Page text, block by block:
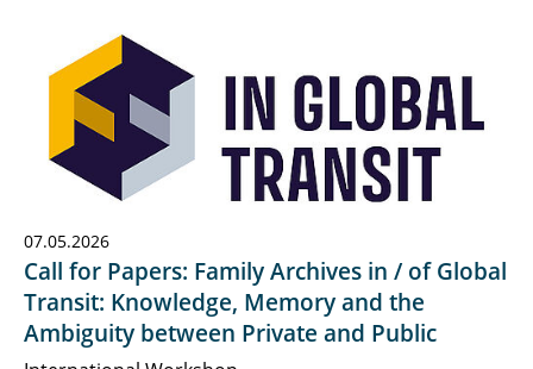
07.05.2026
Call for Papers: Family Archives in / of Global
Transit: Knowledge, Memory and the
Ambiguity between Private and Public